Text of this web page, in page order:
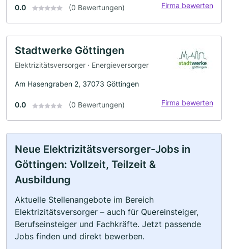
0.0 (0 Bewertungen) Firma bewerten
Stadtwerke Göttingen
Elektrizitätsversorger · Energieversorger
Am Hasengraben 2, 37073 Göttingen
0.0 (0 Bewertungen) Firma bewerten
Neue Elektrizitätsversorger-Jobs in
Göttingen: Vollzeit, Teilzeit &
Ausbildung
Aktuelle Stellenangebote im Bereich
Elektrizitätsversorger – auch für Quereinsteiger,
Berufseinsteiger und Fachkräfte. Jetzt passende
Jobs finden und direkt bewerben.